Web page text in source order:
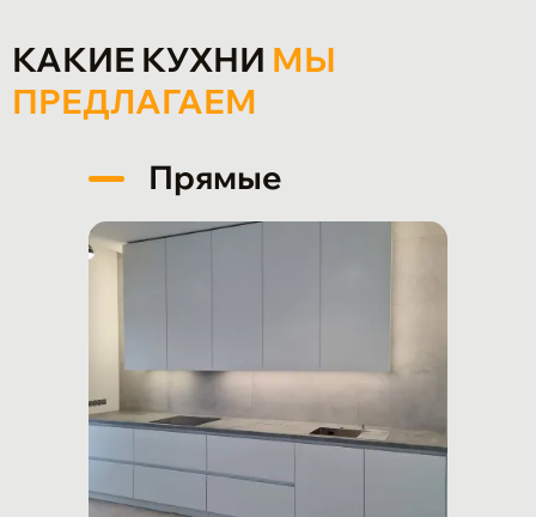
КАКИЕ КУХНИ МЫ
ПРЕДЛАГАЕМ
Прямые